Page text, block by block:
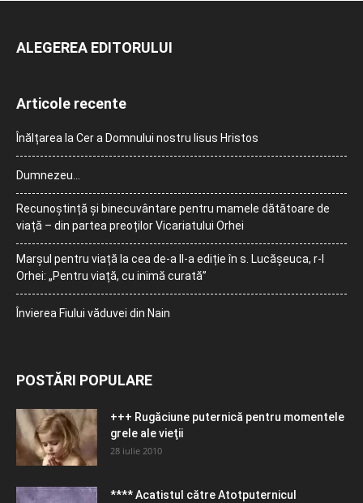
ALEGEREA EDITORULUI
Articole recente
Înălțarea la Cer a Domnului nostru Iisus Hristos
Dumnezeu…
Recunoștință și binecuvântare pentru mamele dătătoare de
viață – din partea preoților Vicariatului Orhei
Marșul pentru viață la cea de-a II-a ediție în s. Lucășeuca, r-l
Orhei: „Pentru viață, cu inimă curată”
Învierea Fiului văduvei din Nain
POSTĂRI POPULARE
+++ Rugăciune puternică pentru momentele
grele ale vieţii
28 iulie 2010
**** Acatistul către Atotputernicul